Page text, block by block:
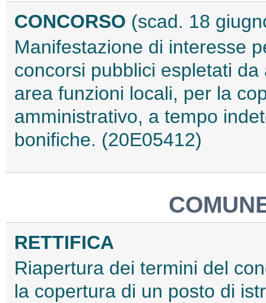
CONCORSO (scad. 18
Manifestazione di interesse
concorsi pubblici espletati
area funzioni locali, per la
amministrativo, a tempo
bonifiche. (20E05412)
RETTIFICA
Riapertura dei termini del
la copertura di un posto di